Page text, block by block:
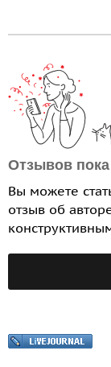
Отзывов
Вы можете
отзыв об